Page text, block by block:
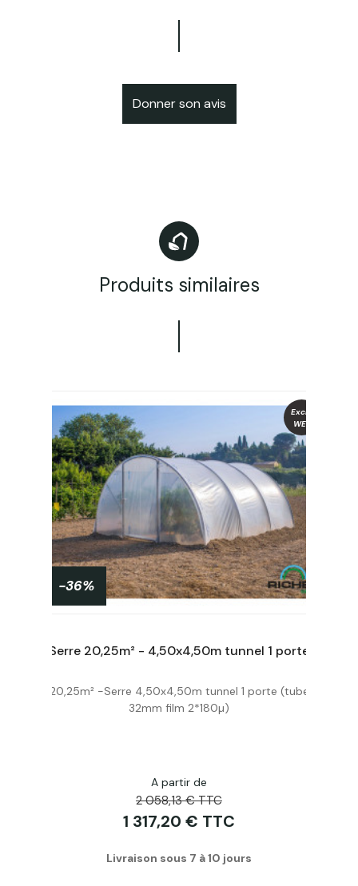
Donner son avis
Produits similaires
Acheter
Exclu
WEB
-36%
Serre 20,25m² - 4,50x4,50m tunnel 1 porte
20,25m² -Serre 4,50x4,50m tunnel 1 porte (tube
32mm film 2*180µ)
A partir de
2 058,13 € TTC
1 317,20 € TTC
Livraison sous 7 à 10 jours